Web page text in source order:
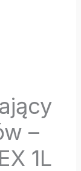
–
1L